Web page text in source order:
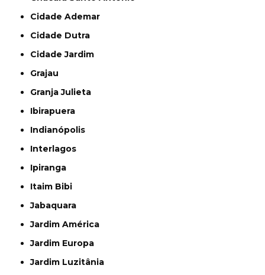
Cidade Ademar
Cidade Dutra
Cidade Jardim
Grajau
Granja Julieta
Ibirapuera
Indianópolis
Interlagos
Ipiranga
Itaim Bibi
Jabaquara
Jardim América
Jardim Europa
Jardim Luzitânia